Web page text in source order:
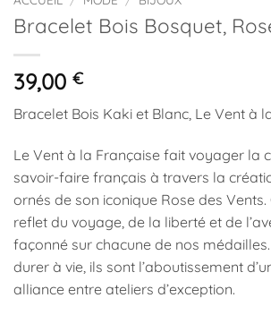
Bracelet Bois Bosquet,
39,00 €
Bracelet Bois Kaki et Blanc, Le Vent à
Le Vent à la Française fait voyager la
savoir-faire français à travers la
ornés de son iconique Rose des
reflet du voyage, de la liberté et de
façonné sur chacune de nos
durer à vie, ils sont l’aboutissement
alliance entre ateliers d’exception.